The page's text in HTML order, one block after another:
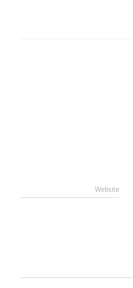
Website